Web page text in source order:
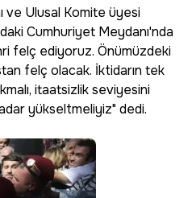
ve Ulusal Komite üyesi
Cumhuriyet Meydanı'nda
felç ediyoruz. Önümüzdeki
felç olacak. İktidarın tek
itaatsizlik seviyesini
yükseltmeliyiz" dedi.